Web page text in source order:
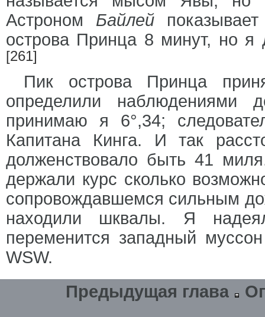
Астроном Байлей
острова Принца 8 минут, но
[261]
Пик острова Принца
определили наблюдениями
принимаю я 6°,34;
Капитана Кинга. И так
долженствовало быть 41
держали курс сколько
сопровождавшемся сильным
находили шквалы. Я
переменится западный
WSW.
Предыдущая глава